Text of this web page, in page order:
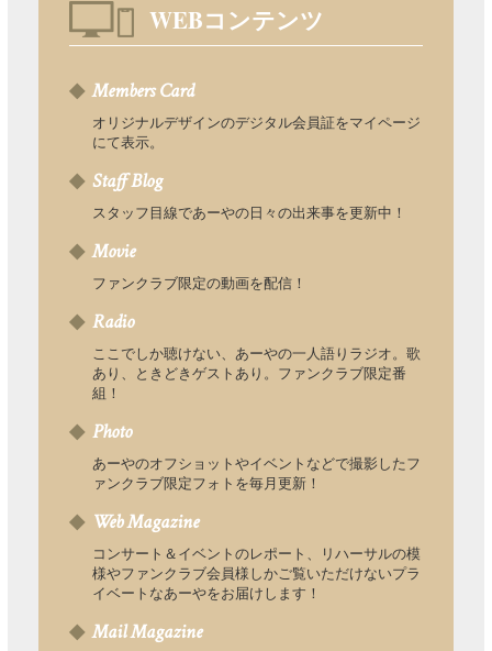
WEBコンテンツ
Members Card
オリジナルデザインのデジタル会員証をマイページ
にて表示。
Staff Blog
スタッフ目線であーやの日々の出来事を更新中！
Movie
ファンクラブ限定の動画を配信！
Radio
ここでしか聴けない、あーやの一人語りラジオ。歌
あり、ときどきゲストあり。ファンクラブ限定番
組！
Photo
あーやのオフショットやイベントなどで撮影したフ
ァンクラブ限定フォトを毎月更新！
Web Magazine
コンサート＆イベントのレポート、リハーサルの模
様やファンクラブ会員様しかご覧いただけないプラ
イベートなあーやをお届けします！
Mail Magazine